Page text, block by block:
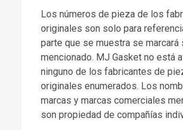
Los números de pieza de los
originales son solo para
parte que se muestra se marcará
mencionado. MJ Gasket no está
ninguno de los fabricantes de
originales enumerados. Los
marcas y marcas comerciales
son propiedad de compañías